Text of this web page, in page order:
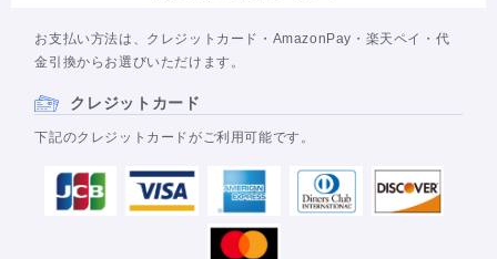
お支払い方法は、クレジットカード・AmazonPay・楽天ペイ・代
金引換からお選びいただけます。
クレジットカード
下記のクレジットカードがご利用可能です。